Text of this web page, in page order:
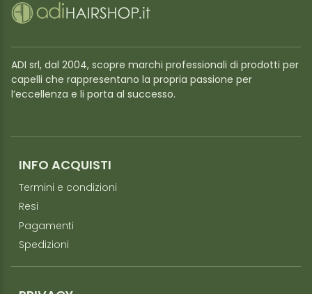
ADI srl, dal 2004, scopre marchi professionali di prodotti per
capelli che rappresentano la propria passione per
l’eccellenza e li porta al successo.
INFO ACQUISTI
Termini e condizioni
Resi
Pagamenti
Spedizioni